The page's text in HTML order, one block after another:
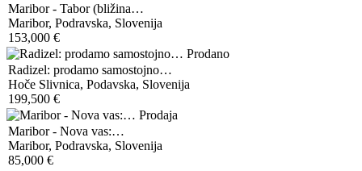
Maribor - Tabor (bližina…
Maribor, Podravska, Slovenija
153,000 €
Prodano
Radizel: prodamo samostojno…
Hoče Slivnica, Podavska, Slovenija
199,500 €
Prodaja
Maribor - Nova vas:…
Maribor, Podravska, Slovenija
85,000 €